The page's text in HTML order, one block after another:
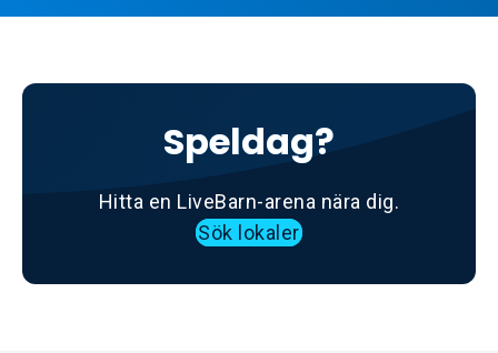
Speldag?
Hitta en LiveBarn-arena nära dig.
Sök lokaler